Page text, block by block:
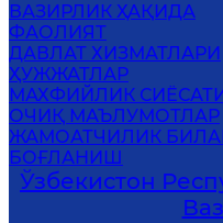
ВАЗИРЛИК ҲАҚИДА
ФАОЛИЯТ
ДАВЛАТ ХИЗМАТЛАРИ
ҲУЖЖАТЛАР
МАХФИЙЛИК
ОЧИҚ МАЪЛУМОТЛАР
ЖАМОАТЧИЛИК
БОҒЛАНИШ
Ўзбекистон